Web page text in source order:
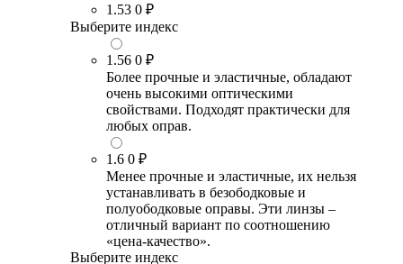
1.53 0 ₽
Выберите индекс
1.56 0 ₽
Более прочные и эластичные, обладают
очень высокими оптическими
свойствами. Подходят практически для
любых оправ.
1.6 0 ₽
Менее прочные и эластичные, их нельзя
устанавливать в безободковые и
полуободковые оправы. Эти линзы –
отличный вариант по соотношению
«цена-качество».
Выберите индекс